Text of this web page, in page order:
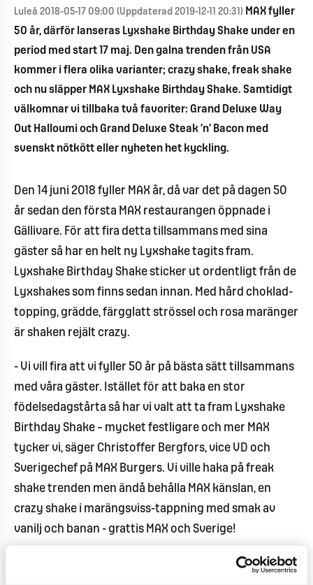
Luleå 2018-05-17 09:00 (Uppdaterad 2019-12-11 20:31) MAX fyller
50 år, därför lanseras Lyxshake Birthday Shake under en
period med start 17 maj. Den galna trenden från USA
kommer i flera olika varianter; crazy shake, freak shake
och nu släpper MAX Lyxshake Birthday Shake. Samtidigt
välkomnar vi tillbaka två favoriter: Grand Deluxe Way
Out Halloumi och Grand Deluxe Steak ’n’ Bacon med
svenskt nötkött eller nyheten het kyckling.
Den 14 juni 2018 fyller MAX år, då var det på dagen 50
år sedan den första MAX restaurangen öppnade i
Gällivare. För att fira detta tillsammans med sina
gäster så har en helt ny Lyxshake tagits fram.
Lyxshake Birthday Shake sticker ut ordentligt från de
Lyxshakes som finns sedan innan. Med hård choklad-
topping, grädde, färgglatt strössel och rosa maränger
är shaken rejält crazy.
- Vi vill fira att vi fyller 50 år på bästa sätt tillsammans
med våra gäster. Istället för att baka en stor
födelsedagstårta så har vi valt att ta fram Lyxshake
Birthday Shake – mycket festligare och mer MAX
tycker vi, säger Christoffer Bergfors, vice VD och
Sverigechef på MAX Burgers. Vi ville haka på freak
shake trenden men ändå behålla MAX känslan, en
crazy shake i marängsviss-tappning med smak av
vanilj och banan - grattis MAX och Sverige!
Under samma period gästspelar två sommarfavoriter